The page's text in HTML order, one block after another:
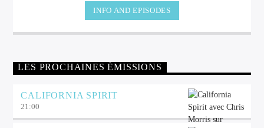
INFO AND EPISODES
LES PROCHAINES ÉMISSIONS
CALIFORNIA SPIRIT
21:00